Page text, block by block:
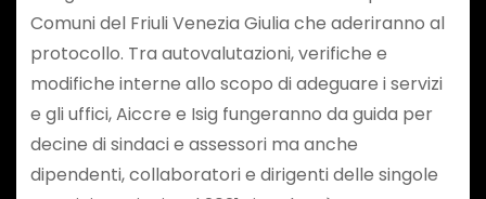
Comuni del Friuli Venezia Giulia che aderiranno al
protocollo. Tra autovalutazioni, verifiche e
modifiche interne allo scopo di adeguare i servizi
e gli uffici, Aiccre e Isig fungeranno da guida per
decine di sindaci e assessori ma anche
dipendenti, collaboratori e dirigenti delle singole